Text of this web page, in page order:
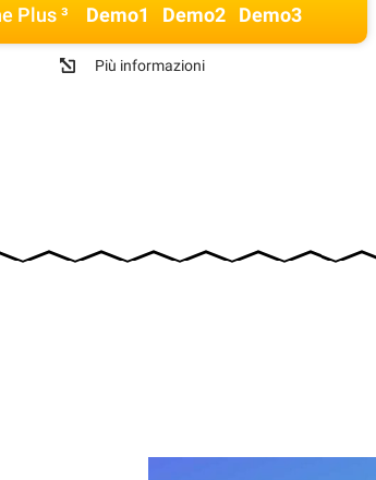
Plus ³ Demo1 Demo2 Demo3
Più informazioni